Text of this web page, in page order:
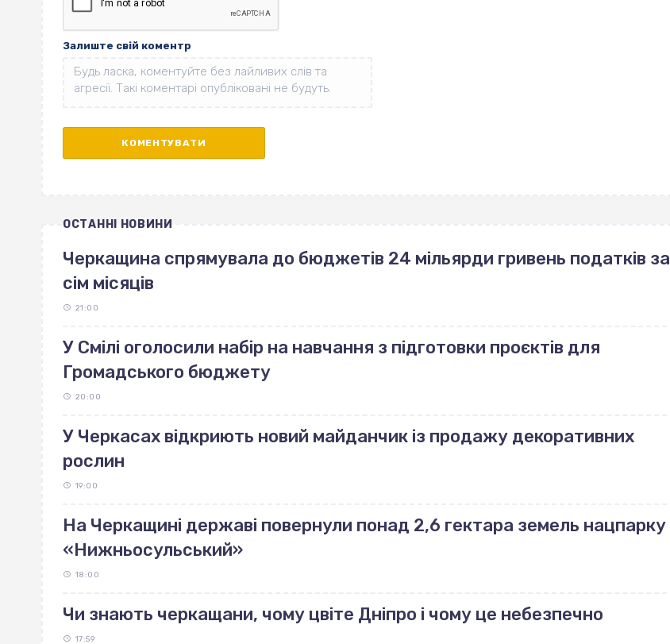
Залиште свій коментр
ОСТАННІ НОВИНИ
Черкащина спрямувала до бюджетів 24 мільярди гривень податків за
сім місяців
21:00
У Смілі оголосили набір на навчання з підготовки проєктів для
Громадського бюджету
20:00
У Черкасах відкриють новий майданчик із продажу декоративних
рослин
19:00
На Черкащині державі повернули понад 2,6 гектара земель нацпарку
«Нижньосульський»
18:00
Чи знають черкащани, чому цвіте Дніпро і чому це небезпечно
17:59